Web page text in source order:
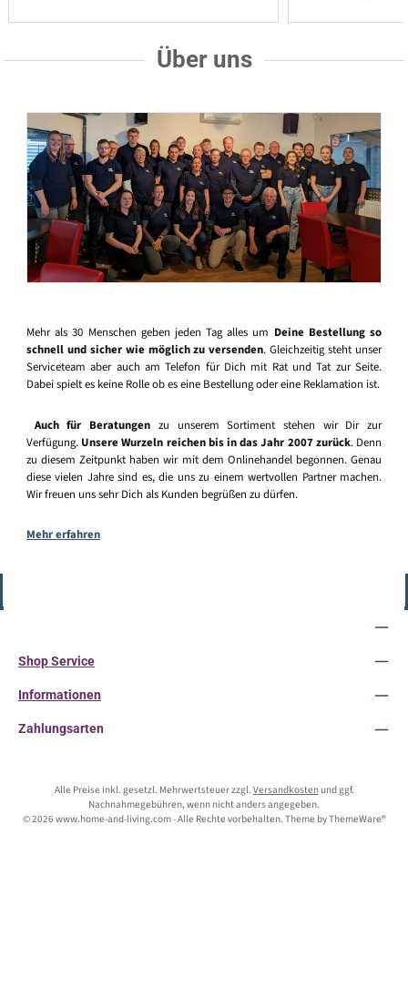
Über uns
Mehr als 30 Menschen geben jeden Tag alles um Deine Bestellung so
schnell und sicher wie möglich zu versenden. Gleichzeitig steht unser
Serviceteam aber auch am Telefon für Dich mit Rat und Tat zur Seite.
Dabei spielt es keine Rolle ob es eine Bestellung oder eine Reklamation ist.
Auch für Beratungen zu unserem Sortiment stehen wir Dir zur
Verfügung. Unsere Wurzeln reichen bis in das Jahr 2007 zurück. Denn
zu diesem Zeitpunkt haben wir mit dem Onlinehandel begonnen. Genau
diese vielen Jahre sind es, die uns zu einem wertvollen Partner machen.
Wir freuen uns sehr Dich als Kunden begrüßen zu dürfen.
Mehr erfahren
Shop Service
Informationen
Zahlungsarten
Alle Preise inkl. gesetzl. Mehrwertsteuer zzgl. Versandkostenund ggf.
Nachnahmegebühren, wenn nicht anders angegeben.
© 2026 www.home-and-living.com - Alle Rechte vorbehalten. Theme byThemeWare®